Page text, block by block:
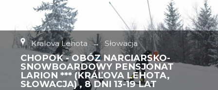
Kralova Lehota → Słowacja
CHOPOK - OBÓZ NARCIARSKO-
SNOWBOARDOWY PENSJONAT
LARION *** (KRÁĽOVA LEHOTA,
SŁOWACJA) , 8 DNI 13-19 LAT